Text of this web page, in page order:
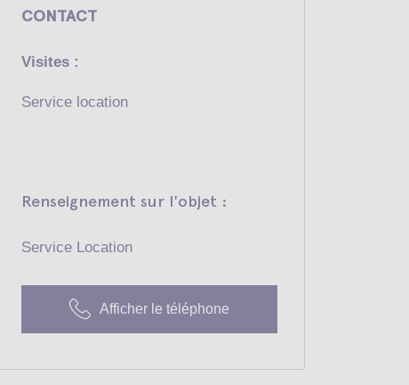
CONTACT
Visites :
Service location
Renseignement sur l'objet :
Service Location
Afficher le téléphone